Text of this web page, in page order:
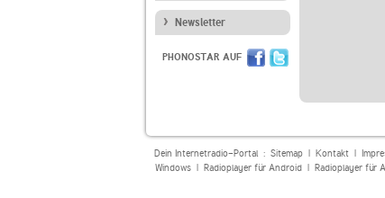
Newsletter
PHONOSTAR AUF
Dein Internetradio-Portal : Sitemap| Kontakt|
Windows| Radioplayer für Android| Radioplayer für